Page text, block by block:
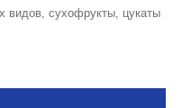
видов, сухофрукты, цукаты